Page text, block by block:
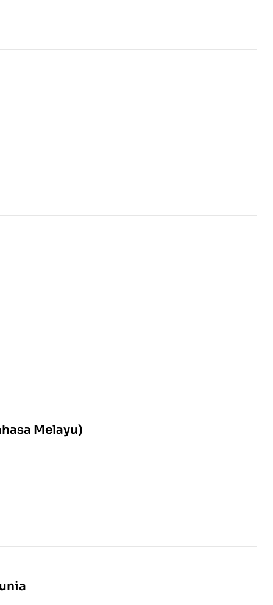
Melayu)